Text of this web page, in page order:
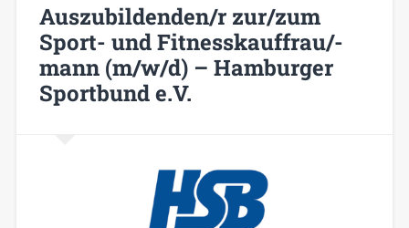
Auszubildenden/r zur/zum
Sport- und Fitnesskauffrau/-
mann (m/w/d) – Hamburger
Sportbund e.V.